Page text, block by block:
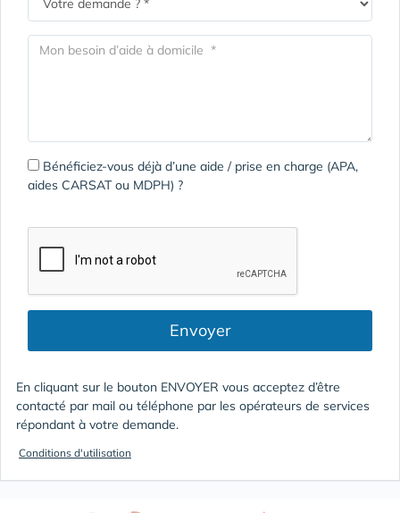
Bénéficiez-vous déjà d’une aide / prise en charge (APA,
aides CARSAT ou MDPH) ?
Envoyer
En cliquant sur le bouton ENVOYER vous acceptez d’être
contacté par mail ou téléphone par les opérateurs de services
répondant à votre demande.
Conditions d'utilisation